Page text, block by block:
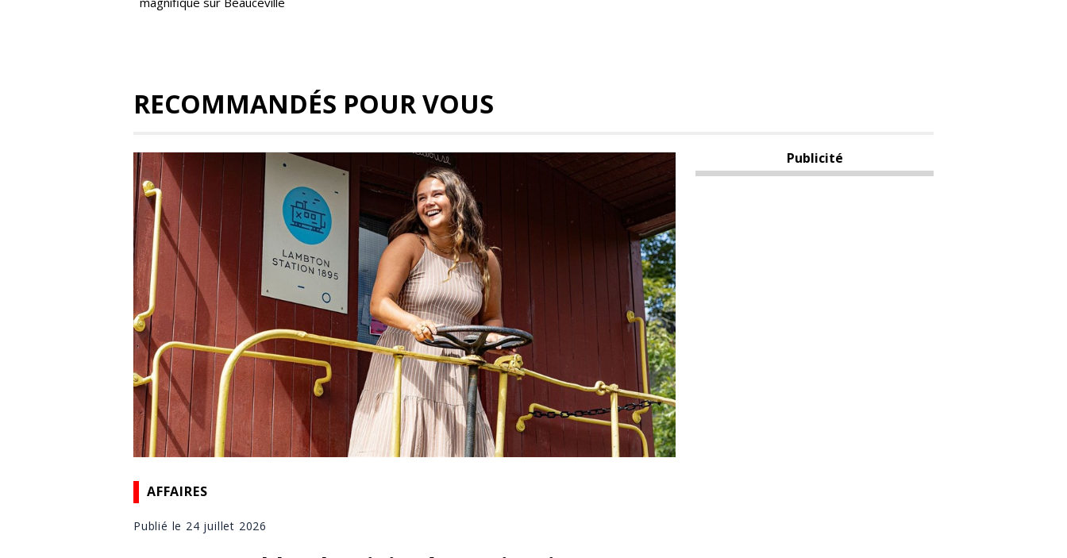
RECOMMANDÉS POUR VOUS
AFFAIRES
Publié le 24 juillet 2026
Publicité